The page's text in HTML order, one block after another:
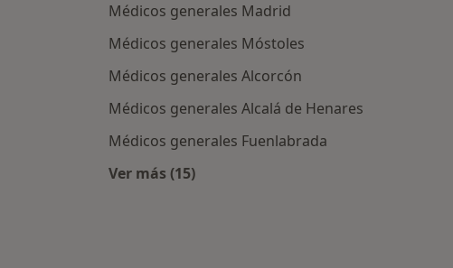
Médicos generales Madrid
Médicos generales Móstoles
Médicos generales Alcorcón
Médicos generales Alcalá de Henares
Médicos generales Fuenlabrada
Ver más (15)